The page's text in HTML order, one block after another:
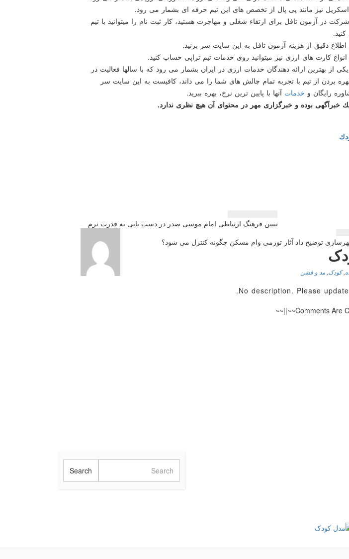
نیز مانند پی پال از تخصص های این تیم حرفه ای بشمار می رود.
شركت در آزمون تافل برای ارتقاء شغلی و مهاجرت هستید، كار ثبت نام را میتوانید با تیم
دقیق از هزینه آزمون تافل به این سایت سر بزنید.
كارت های ارزی نیز میتوانید روی خدمات تیم تراپی حساب كنید.
از بهترین ارائه دهندگان خدمات ارزی در ایران بشمار می رود كه با سالها فعالیت در
بردن از تیم با تجربه تمام چالش های شما را می داند، كافیست به این سایت سر
رایگان و خدمات آنها با پایین ترین نرخ، بهره ببرید.
خبرآگهی بوده و خبرگزاری مهر در محتوای آن هیچ نظری ندارد.
تبیین فرهنگ ارتباطی امام موسی صدر در دست یابی به قدرت نرم
توضیح داد آثار تورمی وام مسكن چگونه كنترل می شود؟
,کودک, مد و فشن
No description. Please